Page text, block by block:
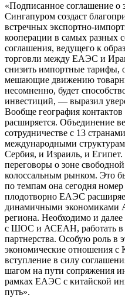
«Подписанное соглашение о
Сингапуром создаст
встречных экспортно-
кооперации в самых разных
соглашения, ведущего к
торговли между ЕАЭС и
снизить импортные тарифы,
мешающие движению
несомненно, будет
инвестиций, — выразил
Вообще география
расширяется. Объединение
сотрудничестве с 13
международными
Сербия, и Израиль, и
переговоры о зоне
колоссальным рынком. Это
по темпам она сегодня
плодотворно ЕАЭС
динамичными экономиками
региона. Необходимо и
с ШОС и АСЕАН, работать в
партнерства. Особую роль в
экономические отношения
вступление в силу
шагом на пути сопряжения
рамках ЕАЭС с китайской
путь».